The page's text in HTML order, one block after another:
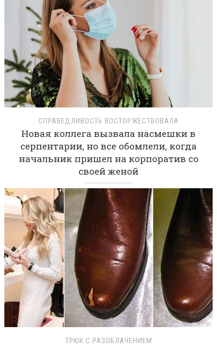
СПРАВЕДЛИВОСТЬ ВОСТОРЖЕСТВОВАЛА
Новая коллега вызвала насмешки в
серпентарии, но все обомлели, когда
начальник пришел на корпоратив со
своей женой
ТРЮК С РАЗОБЛАЧЕНИЕМ